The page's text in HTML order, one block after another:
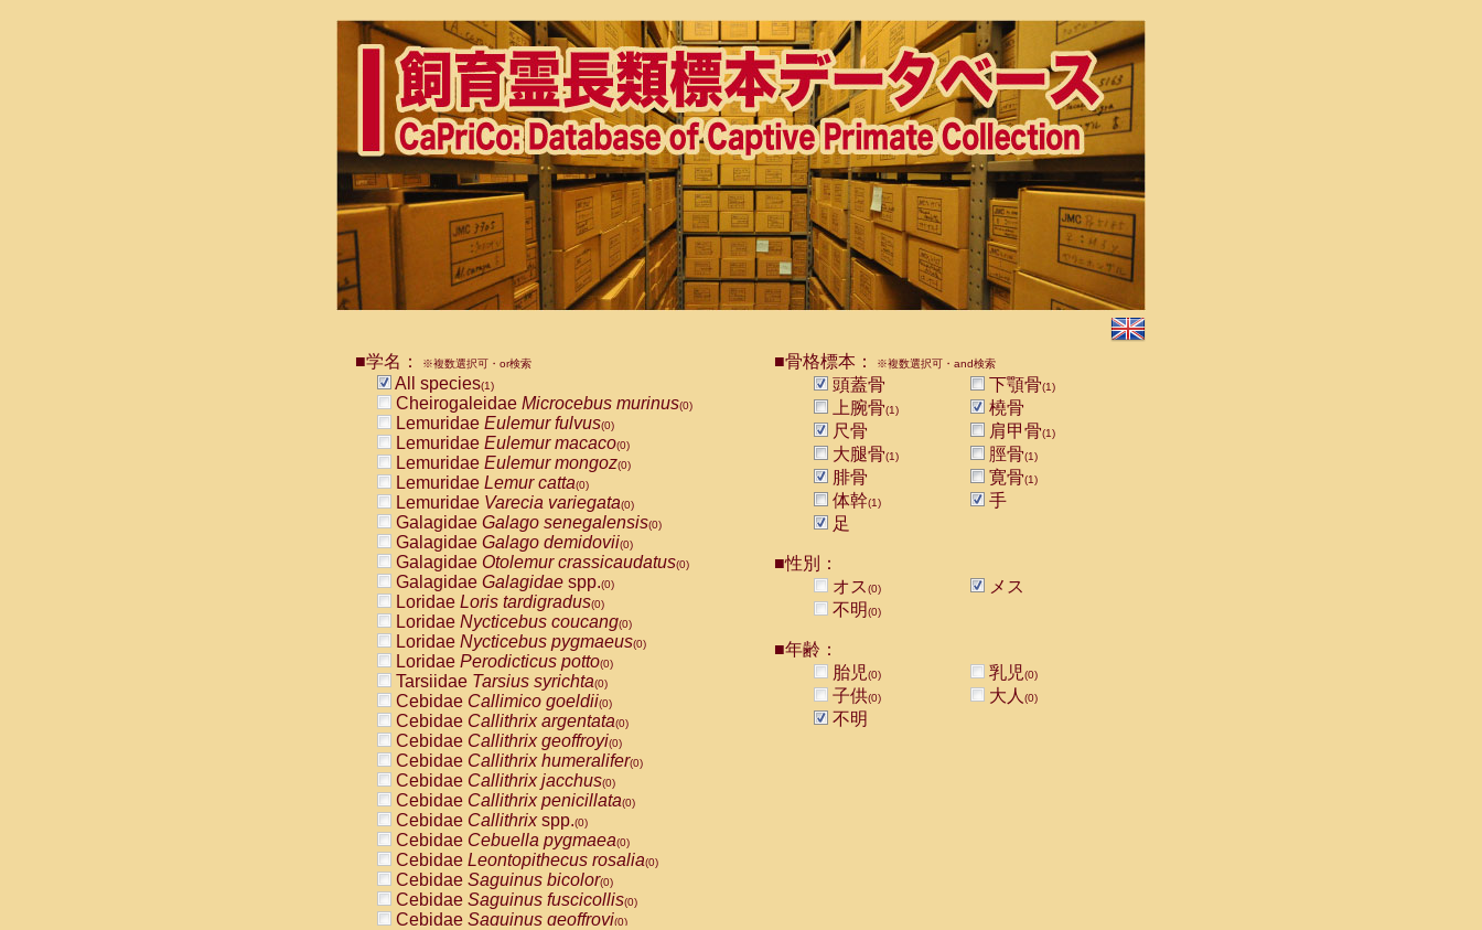
■学名： ※複数選択可・or検索
All species(1)
Cheirogaleidae Microcebus murinus(0)
Lemuridae Eulemur fulvus(0)
Lemuridae Eulemur macaco(0)
Lemuridae Eulemur mongoz(0)
Lemuridae Lemur catta(0)
Lemuridae Varecia variegata(0)
Galagidae Galago senegalensis(0)
Galagidae Galago demidovii(0)
Galagidae Otolemur crassicaudatus(0)
Galagidae Galagidae spp.(0)
Loridae Loris tardigradus(0)
Loridae Nycticebus coucang(0)
Loridae Nycticebus pygmaeus(0)
Loridae Perodicticus potto(0)
Tarsiidae Tarsius syrichta(0)
Cebidae Callimico goeldii(0)
Cebidae Callithrix argentata(0)
Cebidae Callithrix geoffroyi(0)
Cebidae Callithrix humeralifer(0)
Cebidae Callithrix jacchus(0)
Cebidae Callithrix penicillata(0)
Cebidae Callithrixspp.(0)
Cebidae Cebuella pygmaea(0)
Cebidae Leontopithecus rosalia(0)
Cebidae Saguinus bicolor(0)
Cebidae Saguinus fuscicollis(0)
Cebidae Saguinus geoffroyi(0)
■骨格標本： ※複数選択可・and検索
頭蓋骨 下顎骨(1)
上腕骨(1)
橈骨
尺骨
肩甲骨(1)
大腿骨(1) 脛骨(1)
腓骨 寛骨(1)
体幹(1)
手
足
■性別：
オス(0)
メス
不明(0)
■年齢：
胎児(0) 乳児(0)
子供(0) 大人 (0)
不明